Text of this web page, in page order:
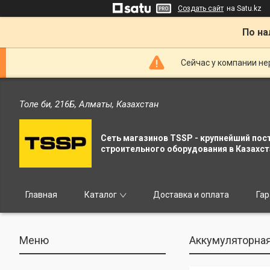
Создать сайт на Satu.kz
По
Сейчас у компании
Толе би, 216Б, Алматы, Казахстан
Сеть магазинов TSSP - крупнейший
строительного оборудования в
Главная Каталог Доставка и оплата